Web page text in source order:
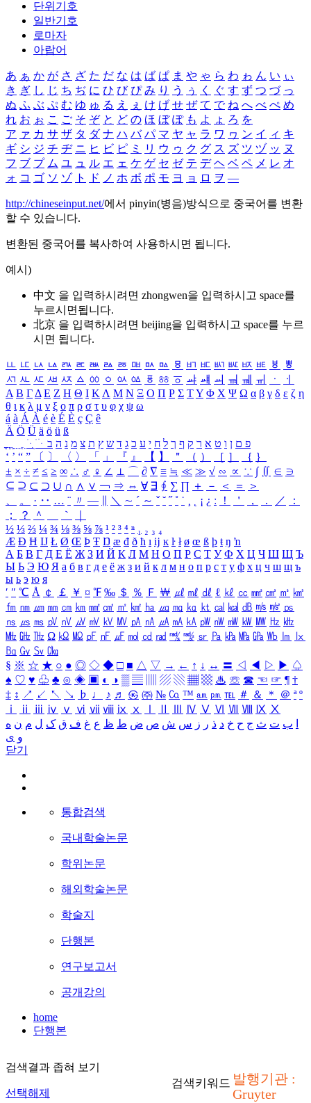
단위기호
일반기호
로마자
아랍어
あ ぁ か が さ ざ た だ な は ば ぱ ま や ゃ ら わ ゎ ん い ぃ
き ぎ し じ ち ぢ に ひ び ぴ み り う ぅ く ぐ す ず つ づ っ
ぬ ふ ぶ ぷ む ゆ ゅ る え ぇ け げ せ ぜ て で ね へ べ ぺ め
れ お ぉ こ ご そ ぞ と ど の ほ ぼ ぽ も よ ょ ろ を
ア ァ カ サ ザ タ ダ ナ ハ バ パ マ ヤ ャ ラ ワ ヮ ン イ ィ キ
ギ シ ジ チ ヂ ニ ヒ ビ ピ ミ リ ウ ゥ ク グ ス ズ ツ ヅ ッ ヌ
フ ブ プ ム ユ ュ ル エ ェ ケ ゲ セ ゼ テ デ ヘ ベ ペ メ レ オ
ォ コ ゴ ソ ゾ ト ド ノ ホ ボ ポ モ ヨ ョ ロ ヲ ―
http://chineseinput.net/에서 pinyin(병음)방식으로 중국어를 변환
할 수 있습니다.
변환된 중국어를 복사하여 사용하시면 됩니다.
예시)
中文 을 입력하시려면 zhongwen을 입력하시고 space를
누르시면됩니다.
北京 을 입력하시려면 beijing을 입력하시고 space를 누르
시면 됩니다.
ㅥ ㅦ ㅧ ㅨ ㅩ ㅪ ㅫ ㅬ ㅭ ㅮ ㅯ ㅰ ㅱ ㅲ ㅳ ㅴ ㅵ ㅶ ㅷ ㅸ
ㅹ
ㅺ ㅻ ㅼ ㅽ ㅾ ㅿ ㆀ ㆁ ㆂ ㆃ ㆄ ㆅ ㆆ ㆇ ㆈ ㆉ ㆊ ㆋ ㆌ ㆍ
ㆎ
Α Β ΓΔ Ε Ζ Η Θ Ι ΚΛ Μ Ν Ξ Ο Π Ρ Σ ΤΥ Φ Χ Ψ Ω α β γ δ ε ζ η
θ ι κ λ μ ν ξ ο π ρ σ τ υ φ χ ψ ω
á à Á À é è É È ç Ç ê
Ä Ö Ü ä ö ü ß
ִֶֹ ֻּ ׁׂ פ ם ן ו ט א ר ק ף ך ל ח י ע כ ג ד ש ץ ת צ מ נ ה ב
‘ ’ “ ” 〔 〕 〈 〉 「 」 『 』 【 】 ＂ （ ） ［ ］ ｛ ｝
± × ÷ ≠ ≤ ≥ ∞ ∴ ♂ ♀ ∠ ⊥ ⌒ ∂ ∇ ≡ ≒ ≪ ≫ √ ∽ ∝ ∵ ∫ ∬ ∈ ∋
⊆ ⊇ ⊂ ⊃ ∪ ∩ ∧ ∨ ￢ ⇒ ⇔ ∀ ∃ ∮ ∑ ∏ ＋ － ＜ ＝
＞
、
。 · ‥ … ¨ 〃 ― ＼ ∼ ´ ～ ˇ ˘ ˝ ˚ ˙ ¸ ¡ ¿ ː ！ ＇ ， ． ／
：
；
？ ＾ ｀
½ ⅓ ⅔ ¼ ¾ ⅛ ⅜ ⅝ ⅞ ¹ ² ³ ⁴ ⁿ ₁ ₂ ₃ ₄
Æ Ð Ħ Ĳ Ł Ø Œ Þ Ŧ Ŋ æ đ ð ħ ı ĳ ĸ ŀ ł ø œ ß þ ŧ ŋ ŉ
А Б В Г Д Е Ё Ж З И Й К Л М Н О П Р С Т У Ф Х Ц Ч Ш Щ Ъ
Ы Ь Э Ю Я а б в г д е ё ж з и й к л м н о п р с т у ф х ц ч ш щ ъ
ы ь э ю я
′ ″ ℃ Å ￠ ￡ ￥ ¤ ℉ ‰ ＄ ％ Ｆ ￦ ㎕ ㎖ ㎗ ℓ ㎘ ㏄ ㎣ ㎤ ㎥ ㎦
㎙ ㎚ ㎛ ㎜ ㎝ ㎞ ㎟ ㎠ ㎡ ㎢ ㏊ ㎍ ㎎ ㎏ ㏏ ㎈ ㎉ ㏈ ㎧ ㎨ ㎰
㎱ ㎲ ㎳ ㎴ ㎵ ㎶ ㎷ ㎸ ㎹ ㎀ ㎁ ㎂ ㎃ ㎄ ㎺ ㎻ ㎽ ㎾ ㎿ ㎐ ㎑
㎒ ㎓ ㎔ Ω ㏀ ㏁ ㎊ ㎋ ㎌ ㏖ ㏅ ㎭ ㎮ ㎯ ㏛ ㎩ ㎪ ㎫ ㎬ ㏝ ㏐
㏓
㏃ ㏉ ㏜ ㏆
§ ※ ☆ ★ ○ ● ◎ ◇ ◆ □ ■ △ ▽ → ← ↑ ↓ ↔ 〓 ◁ ◀ ▷ ▶ ♤
♠ ♡ ♥ ♧ ♣ ⊙ ◈ ▣ ◐ ◑ ▒ ▤ ▨ ▧ ▦ ▩ ♨ ☏ ☎ ☜ ☞ ¶ †
‡ ↕ ↗ ↙ ↖ ↘ ♭ ♩ ♪ ♬ ㉿ ㈜ № ㏇ ™ ㏂ ㏘ ℡ ＃ ＆ ＊ ＠ ª º
ⅰ
ⅱ ⅲ ⅳ ⅴ ⅵ ⅶ ⅷ ⅸ ⅹ Ⅳ Ⅴ Ⅵ Ⅶ Ⅷ Ⅸ Ⅹ
ب ت ث ج ح خ د ذ ر ز س ش ص ض ط ظ ع غ ف ق ک ل م ن ه
و ی
닫기
통합검색
국내학술논문
학위논문
해외학술논문
학술지
단행본
연구보고서
공개강의
home
단행본
검색결과 좁혀 보기
선택해제
검색키워드 발행기관 :
Gruyter